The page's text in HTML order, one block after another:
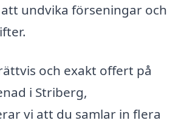
undvika förseningar och
och exakt offert på
i Striberg,
vi att du samlar in flera